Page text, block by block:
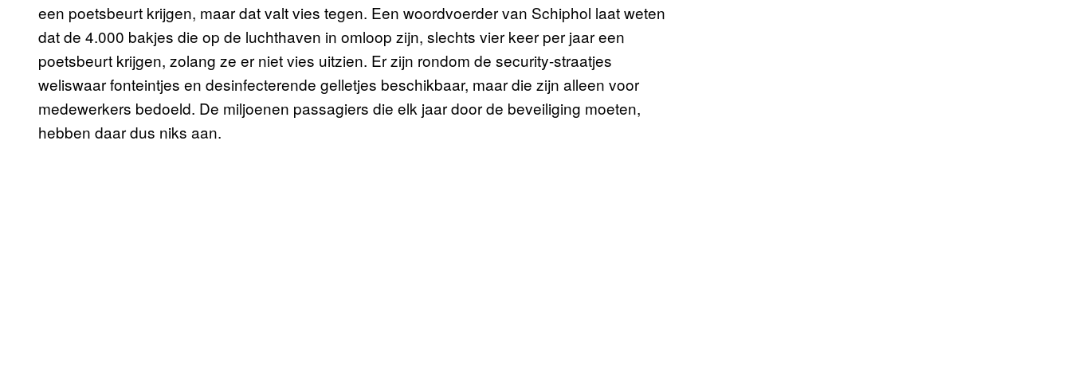
een poetsbeurt krijgen, maar dat valt vies tegen. Een woordvoerder van Schiphol laat weten
dat de 4.000 bakjes die op de luchthaven in omloop zijn, slechts vier keer per jaar een
poetsbeurt krijgen, zolang ze er niet vies uitzien. Er zijn rondom de security-straatjes
weliswaar fonteintjes en desinfecterende gelletjes beschikbaar, maar die zijn alleen voor
medewerkers bedoeld. De miljoenen passagiers die elk jaar door de beveiliging moeten,
hebben daar dus niks aan.